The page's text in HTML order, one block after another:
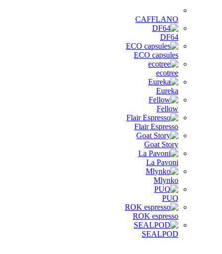
CAFFLANO
DF64
ECO capsules
ecotree
Eureka
Fellow
Flair Espresso
Goat Story
La Pavoni
Mlynko
PUQ
ROK espresso
SEALPOD